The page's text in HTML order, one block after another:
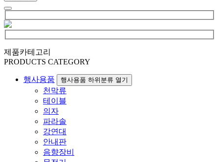
제품카테고리
PRODUCTS CATEGORY
행사용품 행사용품 하위분류 열기
천막류
테이블
의자
파라솔
강연대
안내판
음향장비